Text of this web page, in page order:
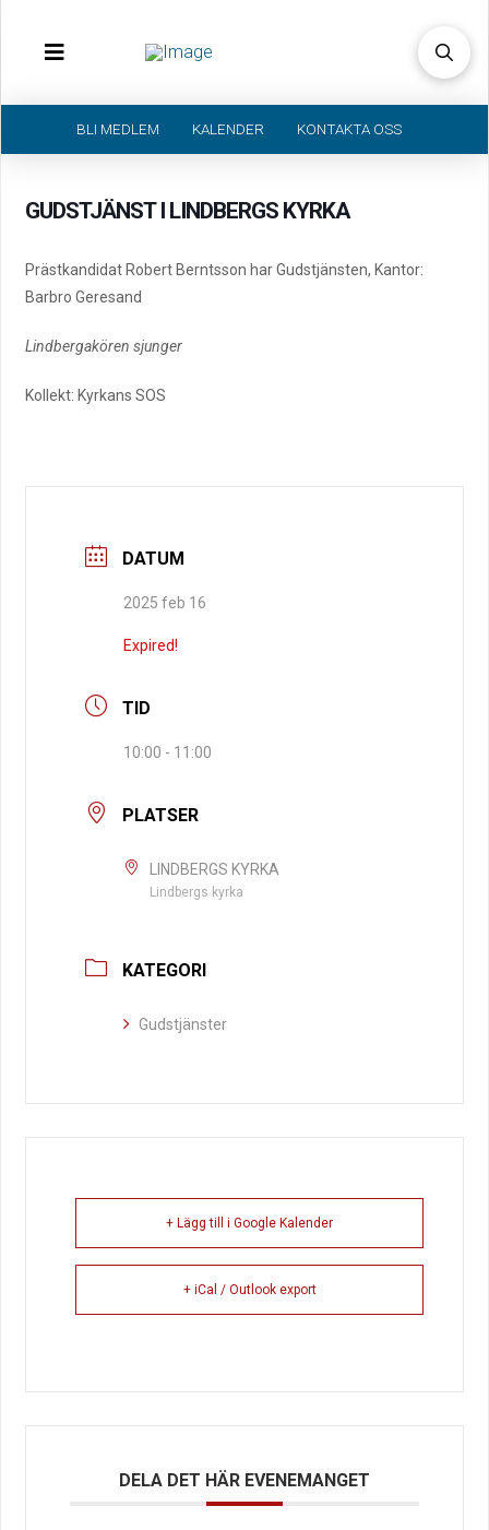
BLI MEDLEM KALENDER KONTAKTA OSS
GUDSTJÄNST I LINDBERGS KYRKA
Prästkandidat Robert Berntsson har Gudstjänsten, Kantor:
Barbro Geresand
Lindbergakören sjunger
Kollekt: Kyrkans SOS
DATUM
2025 feb 16
Expired!
TID
10:00 - 11:00
PLATSER
LINDBERGS KYRKA
Lindbergs kyrka
KATEGORI
Gudstjänster
+ Lägg till i Google Kalender
+ iCal / Outlook export
DELA DET HÄR EVENEMANGET